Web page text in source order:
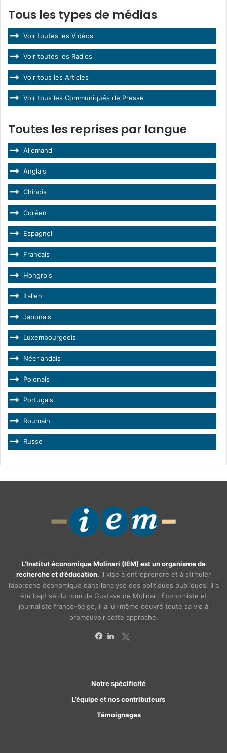
Tous les types de médias
Voir toutes les Vidéos
Voir toutes les Radios
Voir tous les Articles
Voir tous les Communiqués de Presse
Toutes les reprises par langue
Allemand
Anglais
Chinois
Coréen
Espagnol
Français
Hongrois
Italien
Japonais
Luxembourgeois
Néerlandais
Polonais
Portugais
Roumain
Russe
L’Institut économique Molinari (IEM) est un organisme de
recherche et d’éducation. Il vise à entreprendre et à stimuler
l’approche économique dans l’analyse des politiques publiques. Il a
été baptisé du nom de Gustave de Molinari. Économiste et
journaliste franco-belge, il a lui-même oeuvré toute sa vie à
promouvoir cette approche.
Notre spécificité
L’équipe et nos contributeurs
Témoignages